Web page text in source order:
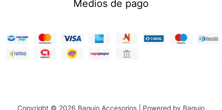
Medios de pago
Copyright © 2026 Baquio Accesorios | Powered by Baquio